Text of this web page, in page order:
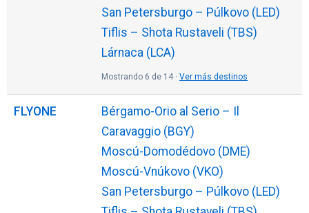
San Petersburgo – Púlkovo (LED)
Tiflis – Shota Rustaveli (TBS)
Lárnaca (LCA)
Mostrando 6 de 14 · Ver más destinos
FLYONE
Bérgamo-Orio al Serio – Il
Caravaggio (BGY)
Moscú-Domodédovo (DME)
Moscú-Vnúkovo (VKO)
San Petersburgo – Púlkovo (LED)